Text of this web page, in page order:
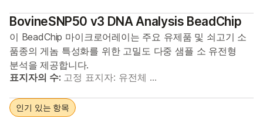
BovineSNP50 v3 DNA Analysis BeadChip
이 BeadChip 마이크로어레이는 주요 유제품 및 쇠고기 소
품종의 게놈 특성화를 위한 고밀도 다중 샘플 소 유전형
분석을 제공합니다.
표지자의 수: 고정 표지자: 유전체 …
인기 있는 항목